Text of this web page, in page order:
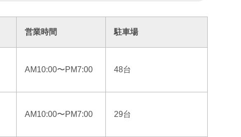
営業時間 駐車場
AM10:00〜PM7:00 48台
AM10:00〜PM7:00 29台